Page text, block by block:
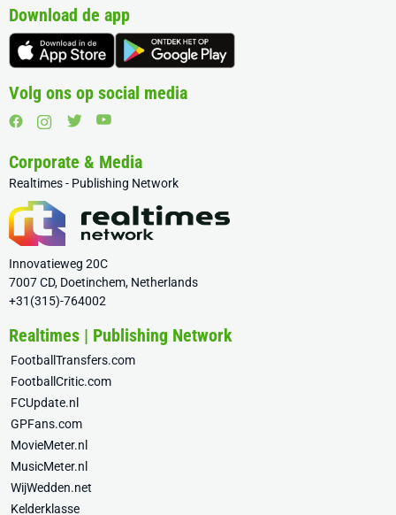
Download de app
Volg ons op social media
Corporate & Media
Realtimes - Publishing Network
Innovatieweg 20C
7007 CD, Doetinchem, Netherlands
+31(315)-764002
Realtimes | Publishing Network
FootballTransfers.com
FootballCritic.com
FCUpdate.nl
GPFans.com
MovieMeter.nl
MusicMeter.nl
WijWedden.net
Kelderklasse